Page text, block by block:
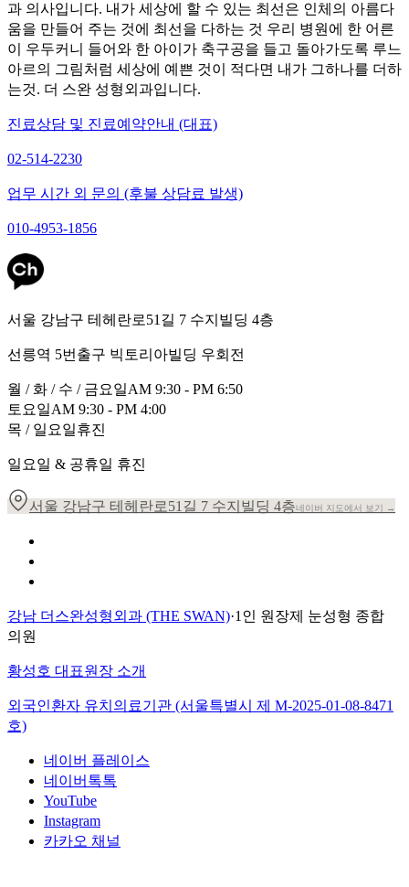
과 의사입니다. 내가 세상에 할 수 있는 최선은 인체의 아름다
움을 만들어 주는 것에 최선을 다하는 것 우리 병원에 한 어른
이 우두커니 들어와 한 아이가 축구공을 들고 돌아가도록 루느
아르의 그림처럼 세상에 예쁜 것이 적다면 내가 그하나를 더하
는것. 더 스완 성형외과입니다.
진료상담 및 진료예약안내 (대표)
02-514-2230
업무 시간 외 문의 (후불 상담료 발생)
010-4953-1856
서울 강남구 테헤란로51길 7 수지빌딩 4층
선릉역 5번출구 빅토리아빌딩 우회전
월 / 화 / 수 / 금요일AM 9:30 - PM 6:50
토요일AM 9:30 - PM 4:00
목 / 일요일휴진
일요일 & 공휴일 휴진
서울 강남구 테헤란로51길 7 수지빌딩 4층네이버 지도에서 보기 →
강남 더스완성형외과 (THE SWAN)·1인 원장제 눈성형 종합
의원
황성호 대표원장 소개
외국인환자 유치의료기관 (서울특별시 제 M-2025-01-08-8471
호)
네이버 플레이스
네이버톡톡
YouTube
Instagram
카카오 채널